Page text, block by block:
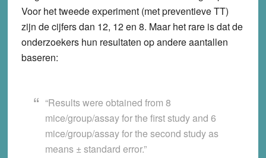
Voor het tweede experiment (met preventieve TT)
zijn de cijfers dan 12, 12 en 8. Maar het rare is dat de
onderzoekers hun resultaten op andere aantallen
baseren:
“Results were obtained from 8
mice/group/assay for the first study and 6
mice/group/assay for the second study as
means ± standard error.”